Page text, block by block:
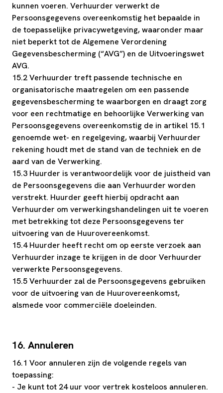
kunnen voeren. Verhuurder verwerkt de
Persoonsgegevens overeenkomstig het bepaalde in
de toepasselijke privacywetgeving, waaronder maar
niet beperkt tot de Algemene Verordening
Gegevensbescherming (“AVG”) en de Uitvoeringswet
AVG.
15.2 Verhuurder treft passende technische en
organisatorische maatregelen om een passende
gegevensbescherming te waarborgen en draagt zorg
voor een rechtmatige en behoorlijke Verwerking van
Persoonsgegevens overeenkomstig de in artikel 15.1
genoemde wet- en regelgeving, waarbij Verhuurder
rekening houdt met de stand van de techniek en de
aard van de Verwerking.
15.3 Huurder is verantwoordelijk voor de juistheid van
de Persoonsgegevens die aan Verhuurder worden
verstrekt. Huurder geeft hierbij opdracht aan
Verhuurder om verwerkingshandelingen uit te voeren
met betrekking tot deze Persoonsgegevens ter
uitvoering van de Huurovereenkomst.
15.4 Huurder heeft recht om op eerste verzoek aan
Verhuurder inzage te krijgen in de door Verhuurder
verwerkte Persoonsgegevens.
15.5 Verhuurder zal de Persoonsgegevens gebruiken
voor de uitvoering van de Huurovereenkomst,
alsmede voor commerciële doeleinden.
16. Annuleren
16.1 Voor annuleren zijn de volgende regels van
toepassing:
- Je kunt tot 24 uur voor vertrek kosteloos annuleren.